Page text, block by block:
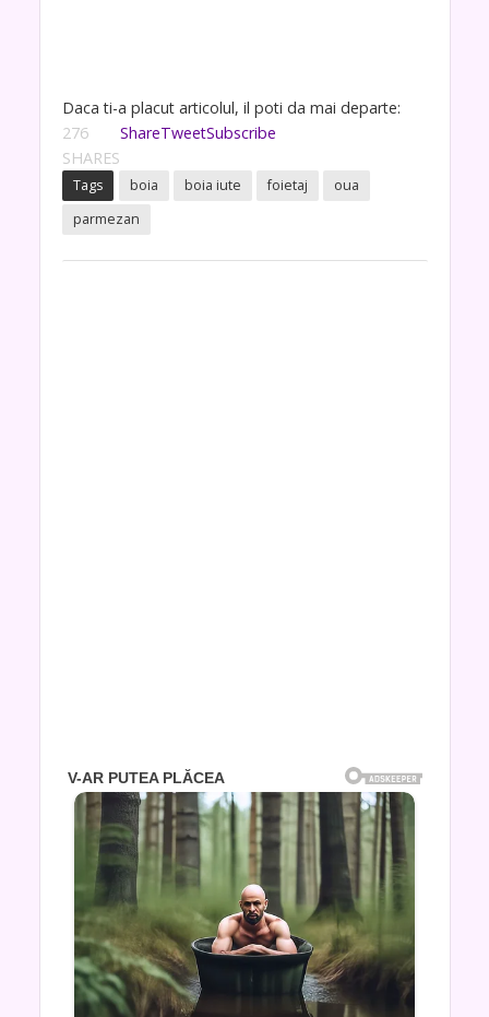
Daca ti-a placut articolul, il poti da mai departe:
276
SHARES
ShareTweetSubscribe
Tags boia boia iute foietaj
oua
parmezan